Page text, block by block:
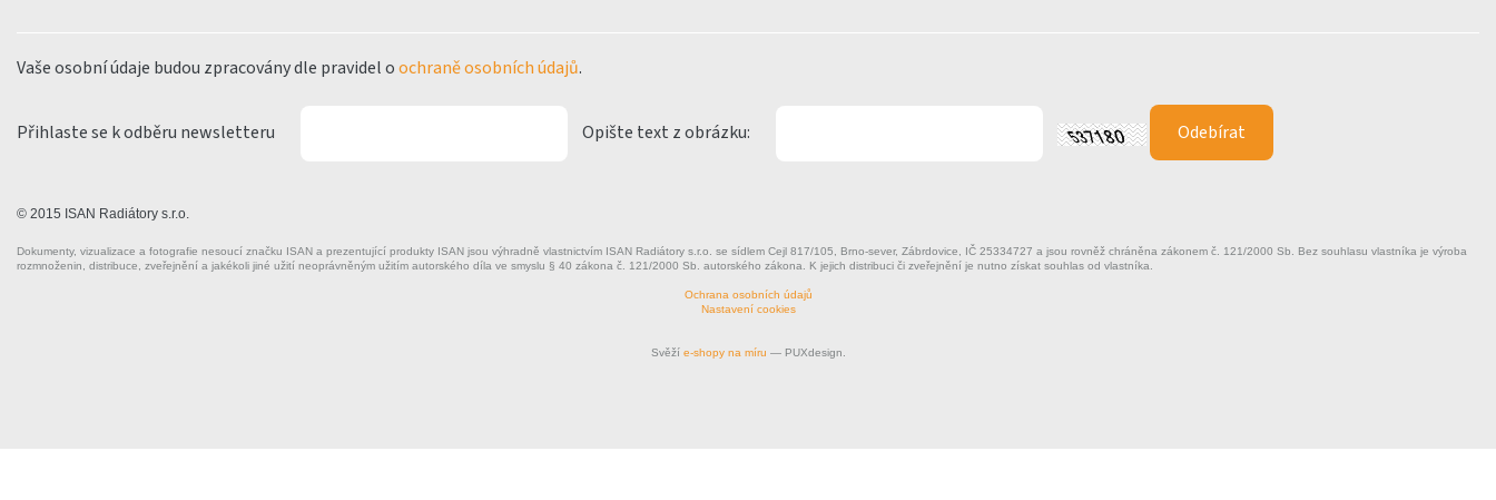
Vaše osobní údaje budou zpracovány dle pravidel oochraně osobních údajů.
Přihlaste se k odběru newsletteru Opište text z obrázku:
© 2015 ISAN Radiátory s.r.o.
Dokumenty, vizualizace a fotografie nesoucí značku ISAN a prezentující produkty ISAN jsou výhradně vlastnictvím ISAN Radiátory s.r.o. se sídlem Cejl 817/105, Brno-sever, Zábrdovice, IČ 25334727 a jsou rovněž chráněna zákonem č. 121/2000 Sb. Bez souhlasu vlastníka je výroba
rozmnoženin, distribuce, zveřejnění a jakékoli jiné užití neoprávněným užitím autorského díla ve smyslu § 40 zákona č. 121/2000 Sb. autorského zákona. K jejich distribuci či zveřejnění je nutno získat souhlas od vlastníka.
Ochrana osobních údajů
Nastavení cookies
Svěží e-shopy na míru — PUXdesign.